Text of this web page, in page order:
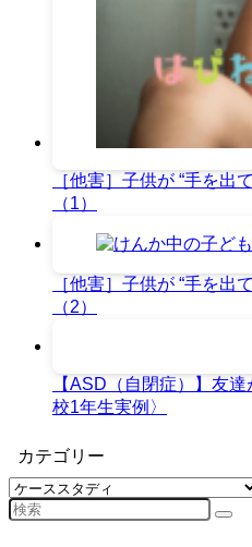
［他害］子供が “手を出
（1）
［他害］子供が “手を出
（2）
【ASD（自閉症）】友
校1年生実例〉
カテゴリー
カ
テ